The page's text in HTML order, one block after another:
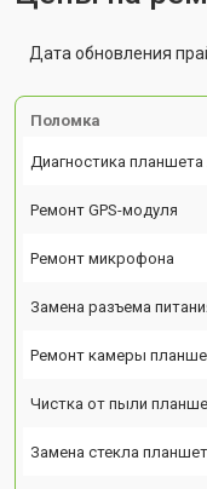
Дата обновления
Поломка
Диагностика планшета
Ремонт GPS-модуля
Ремонт микрофона
Замена разъема
Ремонт камеры
Чистка от пыли
Замена стекла